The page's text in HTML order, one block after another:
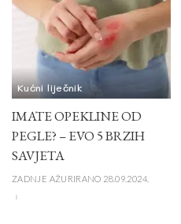
Kućni liječnik
IMATE OPEKLINE OD
PEGLE? – EVO 5 BRZIH
SAVJETA
ZADNJE AŽURIRANO 28.09.2024.